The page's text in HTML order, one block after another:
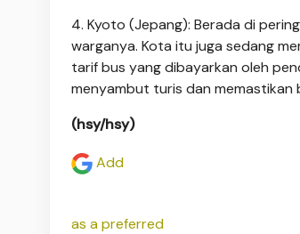
4. Kyoto (Jepang): Berada di
warganya. Kota itu juga sedang
tarif bus yang dibayarkan oleh
menyambut turis dan
(hsy/hsy)
Add
as a preferred